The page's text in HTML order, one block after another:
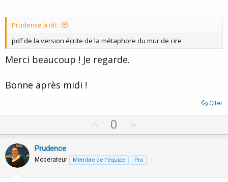
Prudence à dit:
pdf de la version écrite de la métaphore du mur de cire
Merci beaucoup ! Je regarde.
Bonne après midi !
Citer
p
o
0
o
n
Prudence
Moderateur Membre de l'équipe Pro